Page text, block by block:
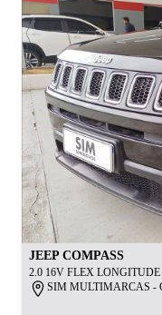
JEEP COMPASS
2.0 16V FLEX
SIM MULTIMARCAS -